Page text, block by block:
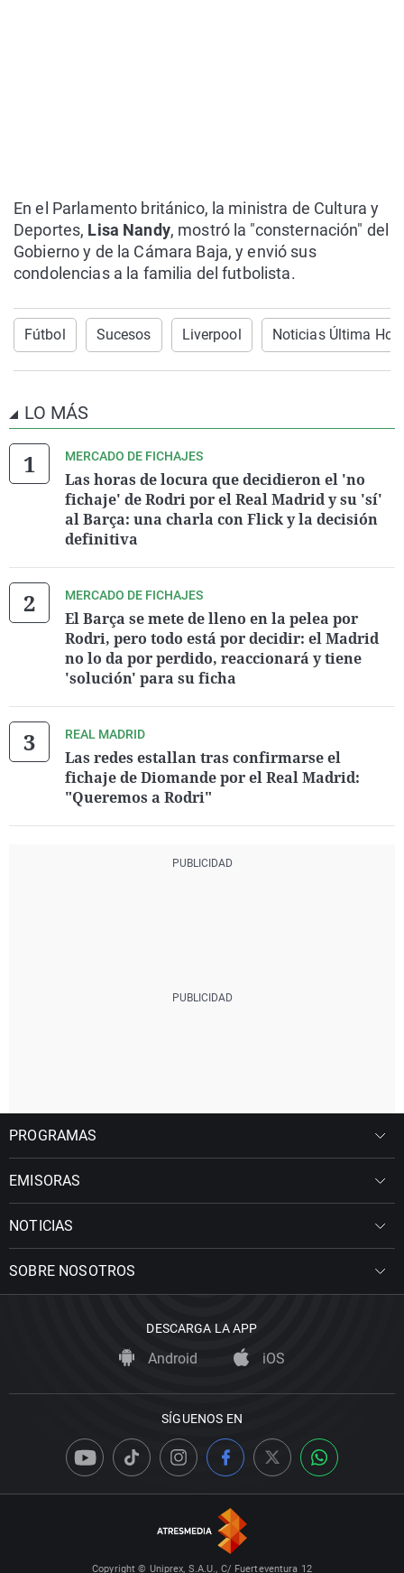
En el Parlamento británico, la ministra de Cultura y
Deportes, Lisa Nandy, mostró la "consternación" del
Gobierno y de la Cámara Baja, y envió sus
condolencias a la familia del futbolista.
Fútbol Sucesos Liverpool Noticias Última
LO MÁS
MERCADO DE FICHAJES
Las horas de locura que decidieron el 'no
fichaje' de Rodri por el Real Madrid y su 'sí'
al Barça: una charla con Flick y la decisión
definitiva
MERCADO DE FICHAJES
El Barça se mete de lleno en la pelea por
Rodri, pero todo está por decidir: el Madrid
no lo da por perdido, reaccionará y tiene
'solución' para su ficha
REAL MADRID
Las redes estallan tras confirmarse el
fichaje de Diomande por el Real Madrid:
"Queremos a Rodri"
PROGRAMAS
EMISORAS
NOTICIAS
SOBRE NOSOTROS
DESCARGA LA APP
Android iOS
SÍGUENOS EN
Copyright © Uniprex, S.A.U., C/ Fuerteventura 12